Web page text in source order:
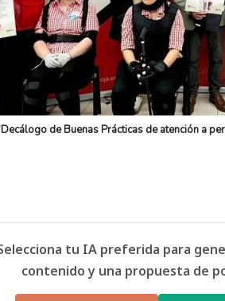
de Buenas Prácticas de atención a
tu IA preferida para
contenido y una propuesta de